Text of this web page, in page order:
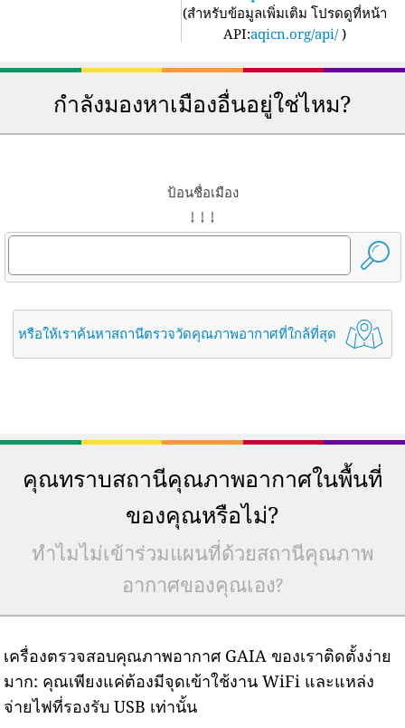
(สำหรับข้อมูลเพิ่มเติม โปรดดูที่หน้า
API:aqicn.org/api/ )
กำลังมองหาเมืองอื่นอยู่ใช่ไหม?
ป้อนชื่อเมือง
↓ ↓ ↓
หรือให้เราค้นหาสถานีตรวจวัดคุณภาพอากาศที่ใกล้ที่สุด
คุณทราบสถานีคุณภาพอากาศในพื้นที่
ของคุณหรือไม่?
ทำไมไม่เข้าร่วมแผนที่ด้วยสถานีคุณภาพ
อากาศของคุณเอง?
เครื่องตรวจสอบคุณภาพอากาศ GAIA ของเราติดตั้งง่าย
มาก: คุณเพียงแค่ต้องมีจุดเข้าใช้งาน WiFi และแหล่ง
จ่ายไฟที่รองรับ USB เท่านั้น